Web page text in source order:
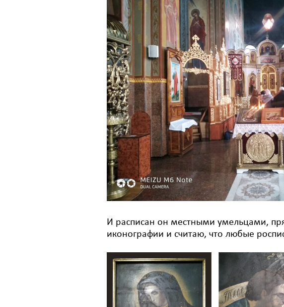
И расписан он местными умельцами,
иконографии и считаю, что любые